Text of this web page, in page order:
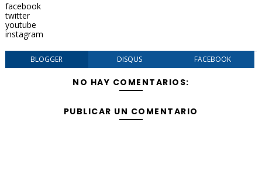
facebook
twitter
youtube
instagram
BLOGGER DISQUS FACEBOOK
NO HAY COMENTARIOS:
PUBLICAR UN COMENTARIO